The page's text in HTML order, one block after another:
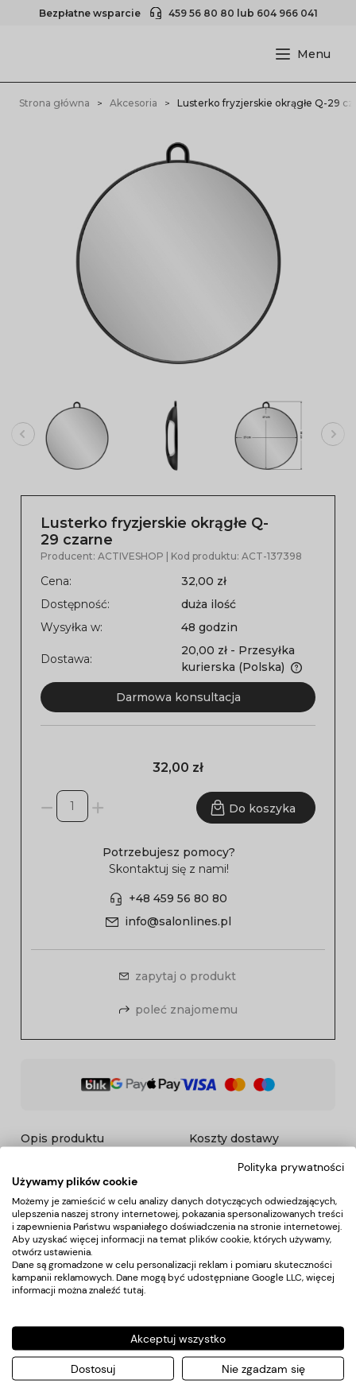
Bezpłatne wsparcie 459 56 80 80 lub 604 966 041
Strona główna Akcesoria Lusterko fryzjerskie okrągłe Q-29
Lusterko fryzjerskie okrągłe Q-
29 czarne
Producent: ACTIVESHOP | Kod produktu: ACT-137398
Cena:
32,00 zł
Dostępność:
duża ilość
Wysyłka w:
48 godzin
Dostawa:
20,00 zł - Przesyłka
kurierska (Polska)
Darmowa konsultacja
32,00 zł
Do koszyka
Potrzebujesz pomocy?
Skontaktuj się z nami!
+48 459 56 80 80
info@salonlines.pl
zapytaj o produkt
poleć znajomemu
Opis produktu Koszty dostawy
Opis
Lustro fryzjerskie w czarnej obudowie z uchwytem z tyłu.
Idealne do pracy w salonie fryzjerskim, by pokazać klientowi
fryzurę z tyłu głowy.
Koszty dostawy
Kraj wysyłki:
Polityka prywatności
Używamy plików cookie
Możemy je zamieścić w celu analizy danych dotyczących odwiedzających,
ulepszenia naszej strony internetowej, pokazania spersonalizowanych treści
i zapewnienia Państwu wspaniałego doświadczenia na stronie internetowej.
Aby uzyskać więcej informacji na temat plików cookie, których używamy,
otwórz ustawienia.
Dane są gromadzone w celu personalizacji reklam i pomiaru skuteczności
kampanii reklamowych. Dane mogą być udostępniane Google LLC, więcej
informacji można znaleźć tutaj
Akceptuj wszystko
Dostosuj Nie zgadzam się